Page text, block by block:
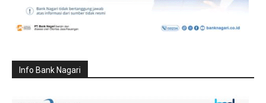
Info Bank Nagari